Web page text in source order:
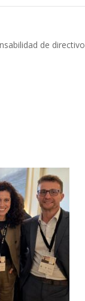
de